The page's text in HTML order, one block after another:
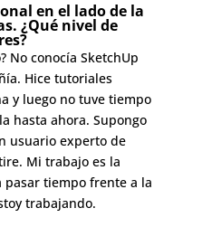
en el lado de la
¿Qué nivel de
No conocía SketchUp
Hice tutoriales
y luego no tuve tiempo
hasta ahora. Supongo
usuario experto de
Mi trabajo es la
pasar tiempo frente a la
trabajando.